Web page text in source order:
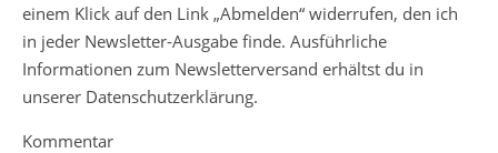
einem Klick auf den Link „Abmelden“ widerrufen, den ich
in jeder Newsletter-Ausgabe finde. Ausführliche
Informationen zum Newsletterversand erhältst du in
unserer Datenschutzerklärung.
Kommentar